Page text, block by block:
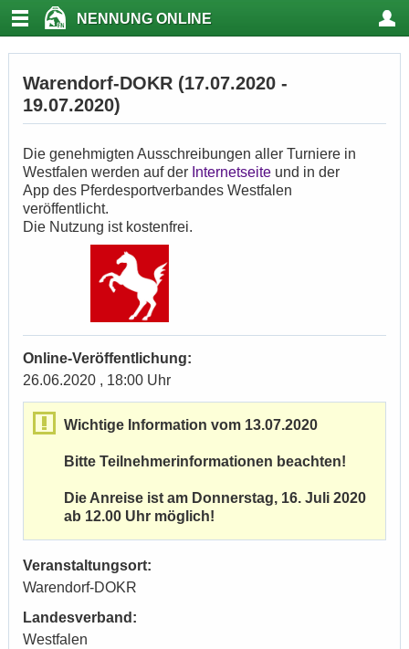
NENNUNG ONLINE
Warendorf-DOKR (17.07.2020 -
19.07.2020)
Die genehmigten Ausschreibungen aller Turniere in
Westfalen werden auf der Internetseite und in der
App des Pferdesportverbandes Westfalen
veröffentlicht.
Die Nutzung ist kostenfrei.
Online-Veröffentlichung:
26.06.2020 , 18:00 Uhr
Wichtige Information vom 13.07.2020
Bitte Teilnehmerinformationen beachten!
Die Anreise ist am Donnerstag, 16. Juli 2020
ab 12.00 Uhr möglich!
Veranstaltungsort:
Warendorf-DOKR
Landesverband:
Westfalen